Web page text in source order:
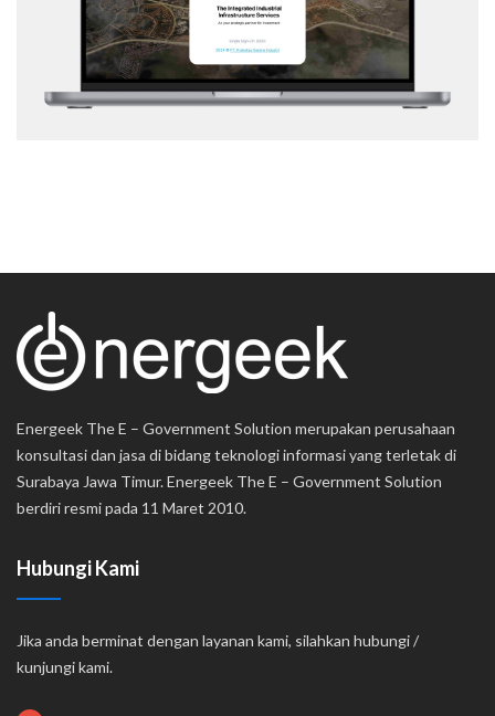
Energeek The E – Government Solution merupakan perusahaan
konsultasi dan jasa di bidang teknologi informasi yang terletak di
Surabaya Jawa Timur. Energeek The E – Government Solution
berdiri resmi pada 11 Maret 2010.
Hubungi Kami
Jika anda berminat dengan layanan kami, silahkan hubungi /
kunjungi kami.